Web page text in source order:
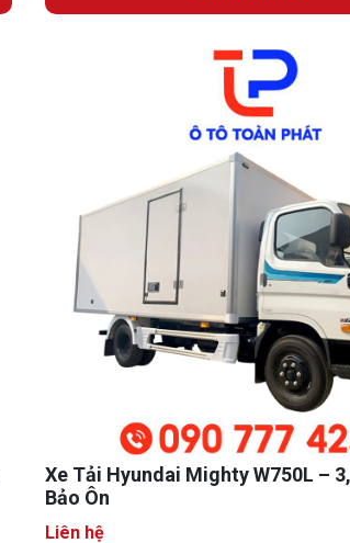
Xe Tải Hyundai Mighty W750L –
Bảo Ôn
Liên hệ